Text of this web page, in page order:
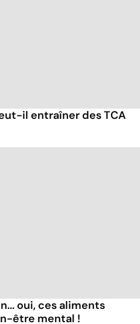
il entraîner des TCA
oui, ces aliments
être mental !